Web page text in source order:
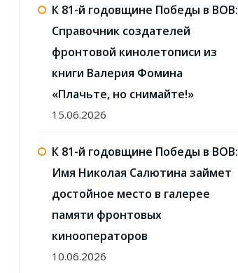
К 81-й годовщине Победы в ВОВ:
Справочник создателей
фронтовой кинолетописи из
книги Валерия Фомина
«Плачьте, но снимайте!»
15.06.2026
К 81-й годовщине Победы в ВОВ:
Имя Николая Салютина займет
достойное место в галерее
памяти фронтовых
кинооператоров
10.06.2026